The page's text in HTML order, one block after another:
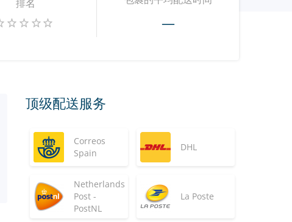
排名
—
顶级配送服务
Correos
Spain
DHL
Netherlands
Post -
PostNL
La Poste